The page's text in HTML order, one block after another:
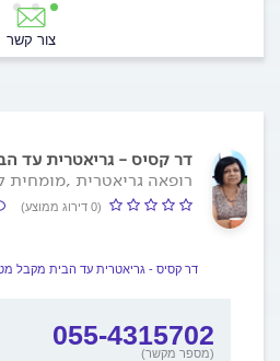
צור קשר
דר קסיס - גריאטרית עד
רופאה גריאטרית ,מומחית
(0 דירוג ממוצע)
דר קסיס - גריאטרית עד הבית מקבל
055-4315702
(מספר מקשר)